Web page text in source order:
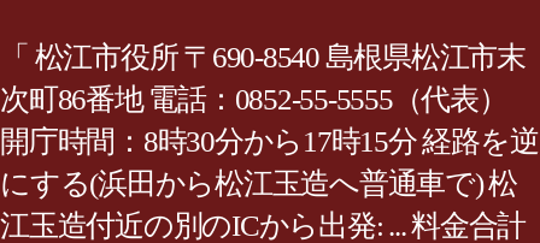
「 松江市役所 〒690-8540 島根県松江市末
次町86番地 電話：0852-55-5555（代表）
開庁時間：8時30分から17時15分 経路を逆
にする(浜田から松江玉造へ普通車で) 松
江玉造付近の別のICから出発: ... 料金合計